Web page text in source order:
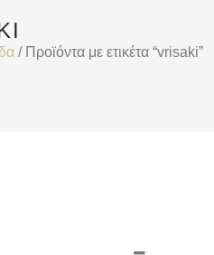
/ Προϊόντα με ετικέτα “vrisaki”